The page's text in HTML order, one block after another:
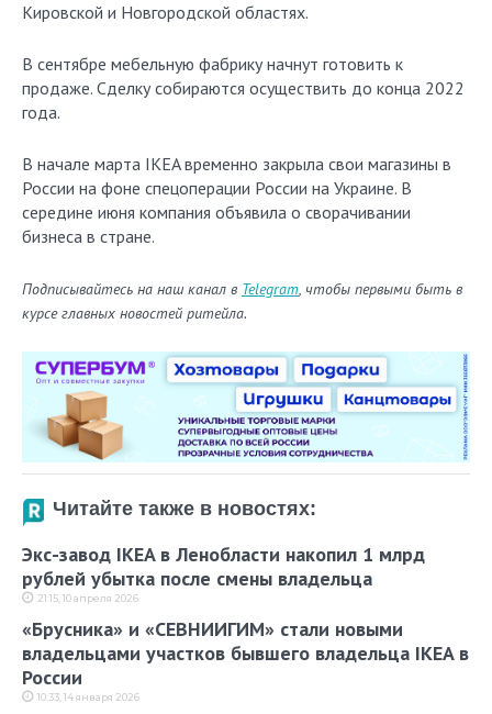
Кировской и Новгородской областях.
В сентябре мебельную фабрику начнут готовить к
продаже. Сделку собираются осуществить до конца 2022
года.
В начале марта IKEA временно закрыла свои магазины в
России на фоне спецоперации России на Украине. В
середине июня компания объявила о сворачивании
бизнеса в стране.
Подписывайтесь на наш канал в Telegram, чтобы первыми быть в
курсе главных новостей ритейла.
Читайте также в новостях:
Экс-завод IKEA в Ленобласти накопил 1 млрд
рублей убытка после смены владельца
21:15, 10 апреля 2026
«Брусника» и «СЕВНИИГИМ» стали новыми
владельцами участков бывшего владельца IKEA в
России
10:33, 14 января 2026